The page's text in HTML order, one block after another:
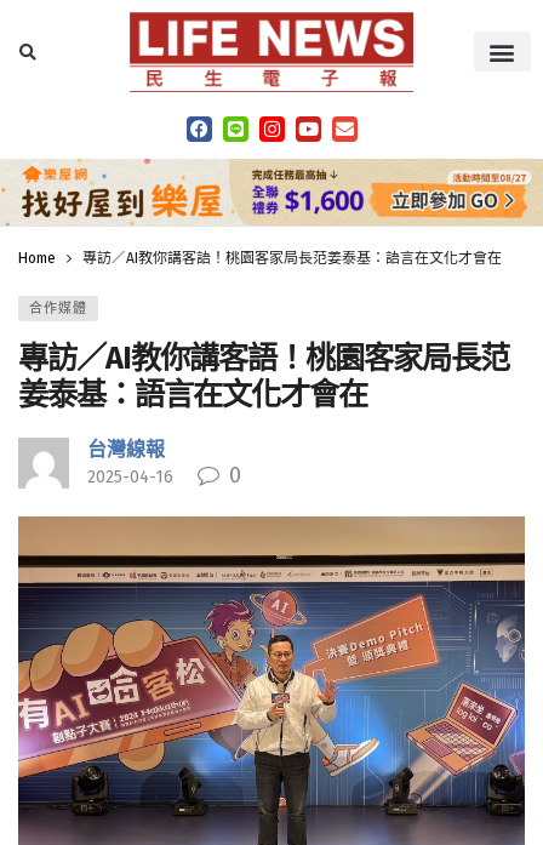
Home 專訪／AI教你講客語！桃園客家局長范姜泰基：語言在文化才會在
合作媒體
專訪／AI教你講客語！桃園客家局長范
姜泰基：語言在文化才會在
台灣線報
2025-04-16 0